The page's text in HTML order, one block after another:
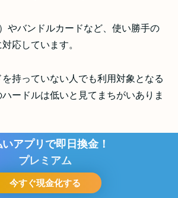
やバンドルカードなど、使い勝手の
応しています。
持っていない人でも利用対象となる
ードルは低いと見てまちがいありま
現金化｜伴う3つのデメリ
アプリで即日換金！
プレミアム
今すぐ現金化する